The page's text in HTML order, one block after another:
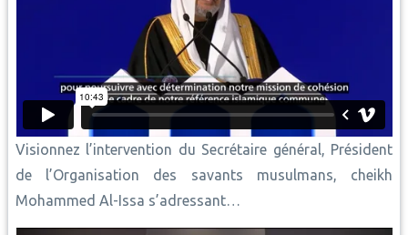
Visionnez l’intervention du Secrétaire général, Président
de l’Organisation des savants musulmans, cheikh
Mohammed Al-Issa s’adressant…